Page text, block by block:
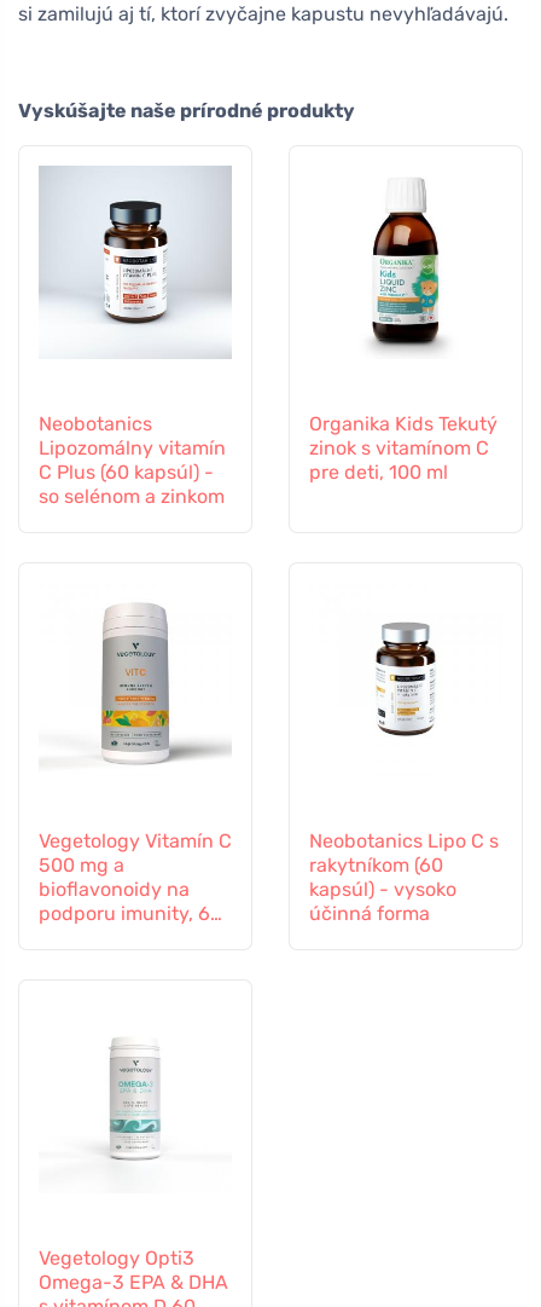
si zamilujú aj tí, ktorí zvyčajne kapustu nevyhľadávajú.
Vyskúšajte naše prírodné produkty
Neobotanics
Lipozomálny vitamín
C Plus (60 kapsúl) -
so selénom a zinkom
Organika Kids Tekutý
zinok s vitamínom C
pre deti, 100 ml
Vegetology Vitamín C
500 mg a
bioflavonoidy na
podporu imunity, 60
Neobotanics Lipo C s
rakytníkom (60
kapsúl) - vysoko
účinná forma
Vegetology Opti3
Omega-3 EPA & DHA